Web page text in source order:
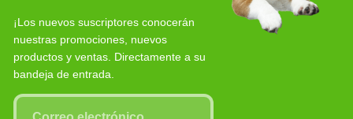
¡Los nuevos suscriptores conocerán
nuestras promociones, nuevos
productos y ventas. Directamente a su
bandeja de entrada.